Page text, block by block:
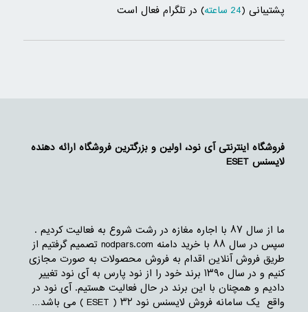
پشتیبانی (24 ساعته ) در تلگرام فعال است
فروشگاه اینترنتی آی نود، اولین و بزرگترین فروشگاه ارائه دهنده
لایسنس ESET
ما از سال ۸۷ با اجاره مغازه در رشت شروع به فعالیت کردیم .
سپس در سال ۸۸ با خرید دامنه nodpars.com تصمیم گرفتیم از
طریق فروش آنلاین اقدام به فروش محصولات به صورت مجازی
کنیم و در سال ۱۳۹۰ برند خود را از نود پارس به آی نود تغییر
دادیم و همچنان با این برند در حال فعالیت هستیم. آی نود در
واقع یک سامانه فروش لایسنس نود ۳۲ ( ESET ) می باشد…